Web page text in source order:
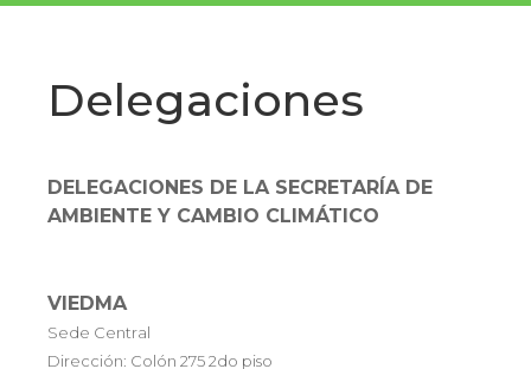
Delegaciones
DELEGACIONES DE LA SECRETARÍA DE
AMBIENTE Y CAMBIO CLIMÁTICO
VIEDMA
Sede Central
Dirección: Colón 275 2do piso